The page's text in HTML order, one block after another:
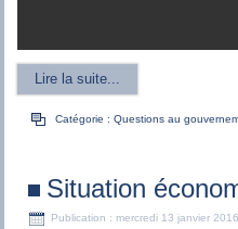
Lire la suite...
Catégorie :Questions au
Situation
Publication : mercredi 13 janvier 2016